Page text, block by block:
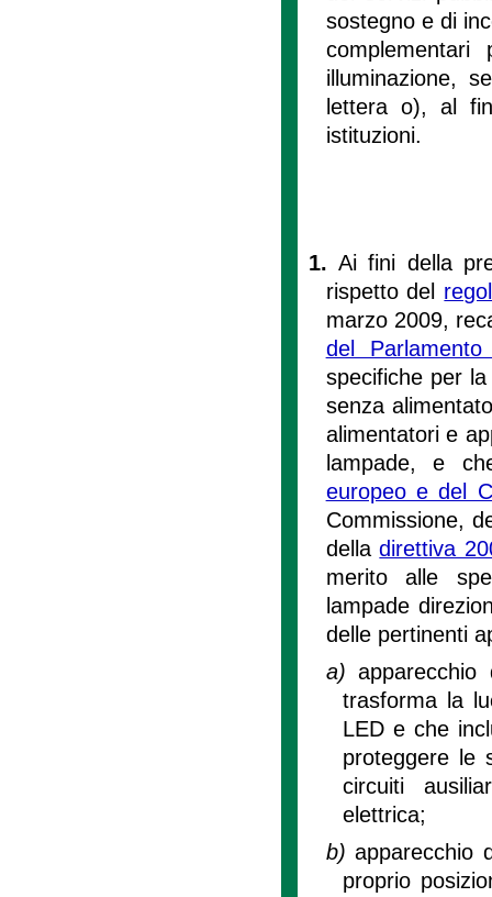
sostegno e di
illuminazione,
lettera o), al
istituzioni.
1.Ai fini della
rispetto del
marzo 2009,
del
specifiche per
senza
alimentatori e
lampade, e
europeo e del
Commissione,
delladirettiva
merito alle
lampade
delle pertinenti
a)
trasforma la
LED e che
proteggere le
circuiti
elettrica;
b)apparecchio
proprio